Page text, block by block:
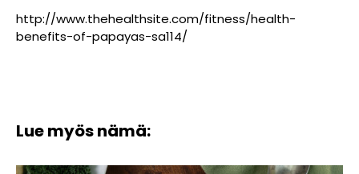
http://www.thehealthsite.com/fitness/health-
benefits-of-papayas-sa114/
Lue myös nämä: